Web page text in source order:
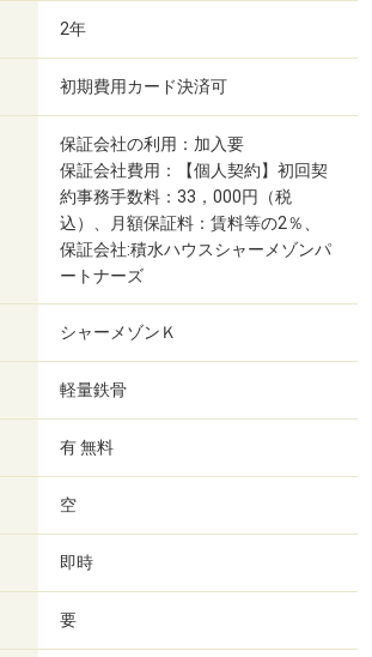
2年
初期費用カード決済可
保証会社の利用：加入要
保証会社費用：【個人契約】初回契
約事務手数料：33，000円（税
込）、月額保証料：賃料等の2％、
保証会社:積水ハウスシャーメゾンパ
ートナーズ
シャーメゾンＫ
軽量鉄骨
有 無料
空
即時
要